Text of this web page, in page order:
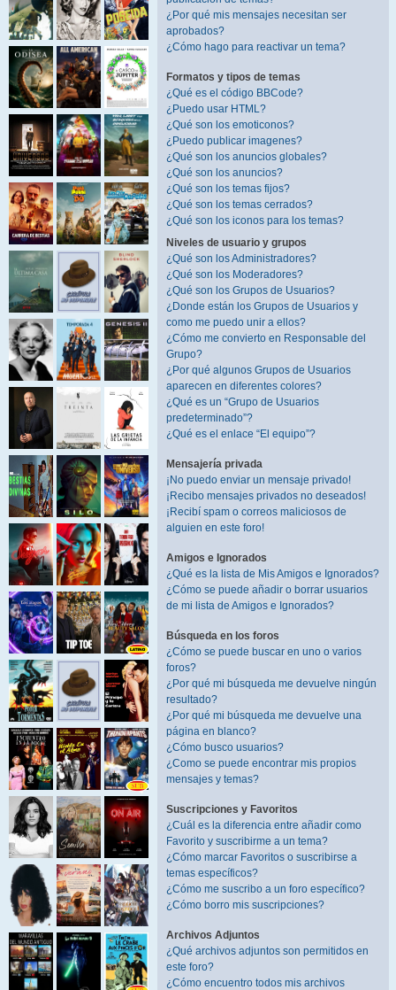
¿Por qué mis mensajes necesitan ser
aprobados?
¿Cómo hago para reactivar un tema?
Formatos y tipos de temas
¿Qué es el código BBCode?
¿Puedo usar HTML?
¿Qué son los emoticonos?
¿Puedo publicar imagenes?
¿Qué son los anuncios globales?
¿Qué son los anuncios?
¿Qué son los temas fijos?
¿Qué son los temas cerrados?
¿Qué son los iconos para los temas?
Niveles de usuario y grupos
¿Qué son los Administradores?
¿Qué son los Moderadores?
¿Qué son los Grupos de Usuarios?
¿Donde están los Grupos de Usuarios y
como me puedo unir a ellos?
¿Cómo me convierto en Responsable del
Grupo?
¿Por qué algunos Grupos de Usuarios
aparecen en diferentes colores?
¿Qué es un “Grupo de Usuarios
predeterminado”?
¿Qué es el enlace “El equipo”?
Mensajería privada
¡No puedo enviar un mensaje privado!
¡Recibo mensajes privados no deseados!
¡Recibí spam o correos maliciosos de
alguien en este foro!
Amigos e Ignorados
¿Qué es la lista de Mis Amigos e Ignorados?
¿Cómo se puede añadir o borrar usuarios
de mi lista de Amigos e Ignorados?
Búsqueda en los foros
¿Cómo se puede buscar en uno o varios
foros?
¿Por qué mi búsqueda me devuelve ningún
resultado?
¿Por qué mi búsqueda me devuelve una
página en blanco?
¿Cómo busco usuarios?
¿Como se puede encontrar mis propios
mensajes y temas?
Suscripciones y Favoritos
¿Cuál es la diferencia entre añadir como
Favorito y suscribirme a un tema?
¿Cómo marcar Favoritos o suscribirse a
temas específicos?
¿Cómo me suscribo a un foro específico?
¿Cómo borro mis suscripciones?
Archivos Adjuntos
¿Qué archivos adjuntos son permitidos en
este foro?
¿Cómo encuentro todos mis archivos